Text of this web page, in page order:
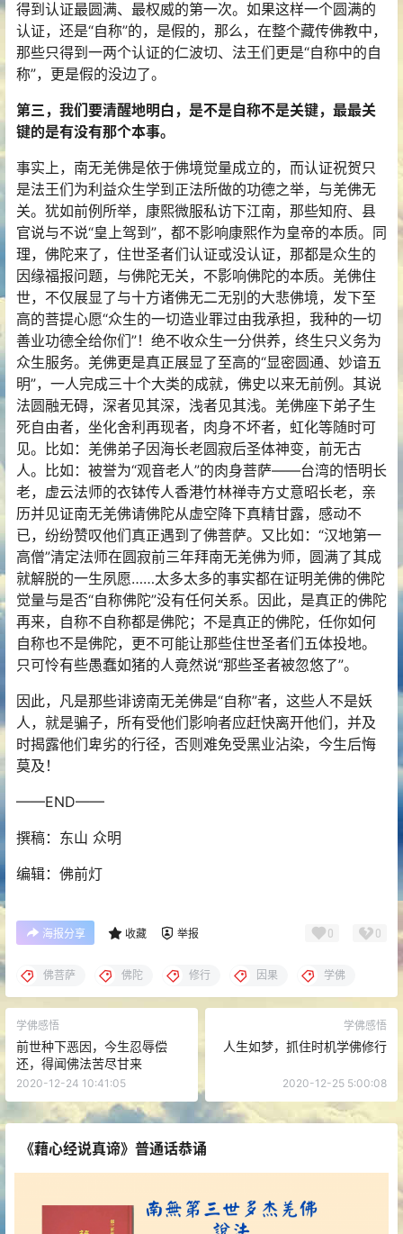
得到认证最圆满、最权威的第一次。如果这样一个圆满的
认证，还是“自称”的，是假的，那么，在整个藏传佛教中，
那些只得到一两个认证的仁波切、法王们更是“自称中的自
称”，更是假的没边了。
第三，我们要清醒地明白，是不是自称不是关键，最最关
键的是有没有那个本事。
事实上，南无羌佛是依于佛境觉量成立的，而认证祝贺只
是法王们为利益众生学到正法所做的功德之举，与羌佛无
关。犹如前例所举，康熙微服私访下江南，那些知府、县
官说与不说“皇上驾到”，都不影响康熙作为皇帝的本质。同
理，佛陀来了，住世圣者们认证或没认证，那都是众生的
因缘福报问题，与佛陀无关，不影响佛陀的本质。羌佛住
世，不仅展显了与十方诸佛无二无别的大悲佛境，发下至
高的菩提心愿“众生的一切造业罪过由我承担，我种的一切
善业功德全给你们”！绝不收众生一分供养，终生只义务为
众生服务。羌佛更是真正展显了至高的“显密圆通、妙谙五
明”，一人完成三十个大类的成就，佛史以来无前例。其说
法圆融无碍，深者见其深，浅者见其浅。羌佛座下弟子生
死自由者，坐化舍利再现者，肉身不坏者，虹化等随时可
见。比如：羌佛弟子因海长老圆寂后圣体神变，前无古
人。比如：被誉为“观音老人”的肉身菩萨——台湾的悟明长
老，虚云法师的衣钵传人香港竹林禅寺方丈意昭长老，亲
历并见证南无羌佛请佛陀从虚空降下真精甘露，感动不
已，纷纷赞叹他们真正遇到了佛菩萨。又比如：“汉地第一
高僧”清定法师在圆寂前三年拜南无羌佛为师，圆满了其成
就解脱的一生夙愿……太多太多的事实都在证明羌佛的佛陀
觉量与是否“自称佛陀”没有任何关系。因此，是真正的佛陀
再来，自称不自称都是佛陀；不是真正的佛陀，任你如何
自称也不是佛陀，更不可能让那些住世圣者们五体投地。
只可怜有些愚蠢如猪的人竟然说“那些圣者被忽悠了”。
因此，凡是那些诽谤南无羌佛是“自称”者，这些人不是妖
人，就是骗子，所有受他们影响者应赶快离开他们，并及
时揭露他们卑劣的行径，否则难免受黑业沾染，今生后悔
莫及！
——END——
撰稿：东山 众明
编辑：佛前灯
海报分享 收藏 举报 0 0
佛菩萨 佛陀 修行 因果 学佛
学佛感悟
前世种下恶因，今生忍辱偿
还，得闻佛法苦尽甘来
2020-12-24 10:41:05
学佛感悟
人生如梦，抓住时机学佛修行
2020-12-25 5:00:08
《藉心经说真谛》普通话恭诵